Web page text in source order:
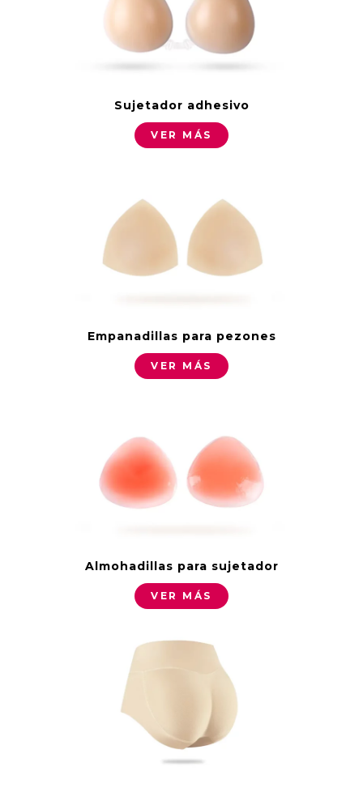
Sujetador adhesivo
VER MÁS
Empanadillas para pezones
VER MÁS
Almohadillas para sujetador
VER MÁS